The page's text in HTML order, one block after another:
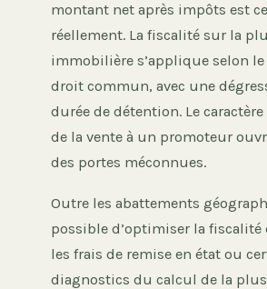
montant net après impôts est
réellement. La fiscalité sur la
immobilière s’applique selon
droit commun, avec une
durée de détention. Le
de la vente à un promoteur
des portes méconnues.
Outre les abattements
possible d’optimiser la
les frais de remise en état ou
diagnostics du calcul de la